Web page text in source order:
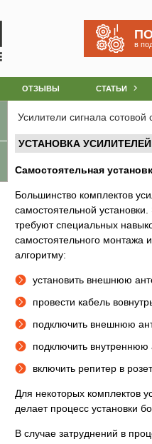
в
ОТЗЫВЫ СТАТЬИ
Усилители сигнала сотовой
УСТАНОВКА
Самостоятельная
Большинство комплектов
самостоятельной
требуют специальных
самостоятельного монтажа
алгоритму:
установить внешнюю
провести кабель
подключить внешнюю
подключить внутреннюю
включить репитер в
Для некоторых комплектов
делает процесс установки
В случае затруднений в